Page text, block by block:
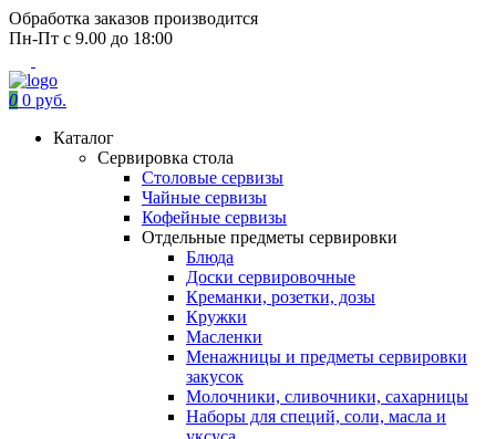
Обработка заказов производится
Пн-Пт с 9.00 до 18:00
0 0 руб.
Каталог
Сервировка стола
Столовые сервизы
Чайные сервизы
Кофейные сервизы
Отдельные предметы сервировки
Блюда
Доски сервировочные
Креманки, розетки, дозы
Кружки
Масленки
Менажницы и предметы сервировки
закусок
Молочники, сливочники, сахарницы
Наборы для специй, соли, масла и